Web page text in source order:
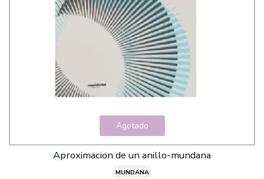
Agotado
Aproximacion de un anillo-mundana
MUNDANA